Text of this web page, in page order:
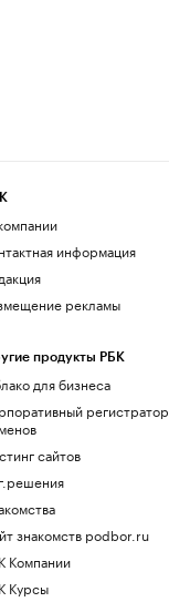
информация
рекламы
продукты РБК
для бизнеса
регистратор
сайтов
знакомств podbor.ru
Компании
Курсы